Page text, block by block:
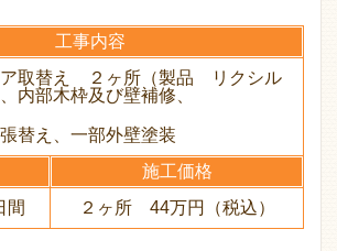
工事内容
ア取替え ２ヶ所（製品 リクシル
内部木枠及び壁補修、
替え、一部外壁塗装
施工価格
間
２ヶ所 44万円（税込）